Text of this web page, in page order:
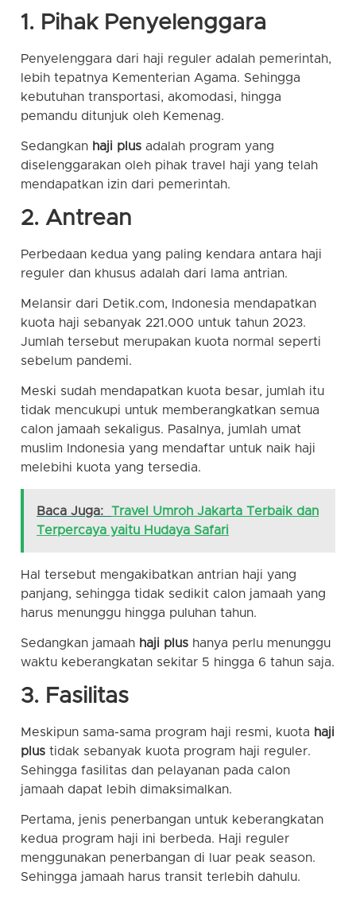
1. Pihak Penyelenggara
Penyelenggara dari haji reguler adalah pemerintah,
lebih tepatnya Kementerian Agama. Sehingga
kebutuhan transportasi, akomodasi, hingga
pemandu ditunjuk oleh Kemenag.
Sedangkan haji plus adalah program yang
diselenggarakan oleh pihak travel haji yang telah
mendapatkan izin dari pemerintah.
2. Antrean
Perbedaan kedua yang paling kendara antara haji
reguler dan khusus adalah dari lama antrian.
Melansir dari Detik.com, Indonesia mendapatkan
kuota haji sebanyak 221.000 untuk tahun 2023.
Jumlah tersebut merupakan kuota normal seperti
sebelum pandemi.
Meski sudah mendapatkan kuota besar, jumlah itu
tidak mencukupi untuk memberangkatkan semua
calon jamaah sekaligus. Pasalnya, jumlah umat
muslim Indonesia yang mendaftar untuk naik haji
melebihi kuota yang tersedia.
Baca Juga:
Travel Umroh Jakarta Terbaik dan
Terpercaya yaitu Hudaya Safari
Hal tersebut mengakibatkan antrian haji yang
panjang, sehingga tidak sedikit calon jamaah yang
harus menunggu hingga puluhan tahun.
Sedangkan jamaah haji plus hanya perlu menunggu
waktu keberangkatan sekitar 5 hingga 6 tahun saja.
3. Fasilitas
Meskipun sama-sama program haji resmi, kuota haji
plus tidak sebanyak kuota program haji reguler.
Sehingga fasilitas dan pelayanan pada calon
jamaah dapat lebih dimaksimalkan.
Pertama, jenis penerbangan untuk keberangkatan
kedua program haji ini berbeda. Haji reguler
menggunakan penerbangan di luar peak season.
Sehingga jamaah harus transit terlebih dahulu.